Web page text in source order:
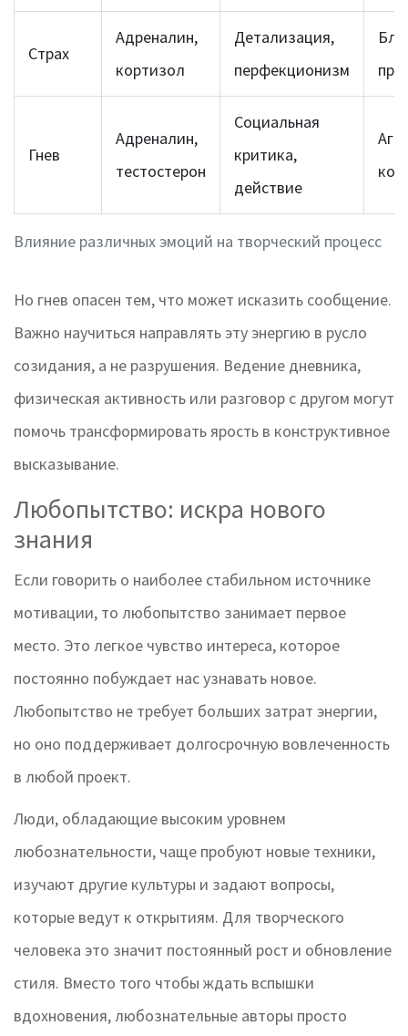
Влияние различных эмоций на творческий процесс
Страх
Адреналин,
кортизол
Детализация,
перфекционизм
Гнев
Адреналин,
тестостерон
Социальная
критика,
действие
Но гнев опасен тем, что может исказить сообщение.
Важно научиться направлять эту энергию в русло
созидания, а не разрушения. Ведение дневника,
физическая активность или разговор с другом могут
помочь трансформировать ярость в конструктивное
высказывание.
Любопытство: искра нового
знания
Если говорить о наиболее стабильном источнике
мотивации, то любопытство занимает первое
место. Это легкое чувство интереса, которое
постоянно побуждает нас узнавать новое.
Любопытство не требует больших затрат энергии,
но оно поддерживает долгосрочную вовлеченность
в любой проект.
Люди, обладающие высоким уровнем
любознательности, чаще пробуют новые техники,
изучают другие культуры и задают вопросы,
которые ведут к открытиям. Для творческого
человека это значит постоянный рост и обновление
стиля. Вместо того чтобы ждать вспышки
вдохновения, любознательные авторы просто